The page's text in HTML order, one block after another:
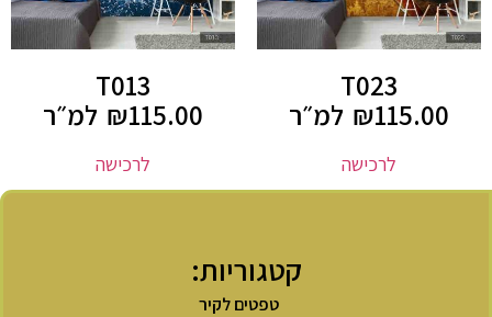
T023
₪115.00 למ״ר
לרכישה
T013
₪115.00 למ״ר
לרכישה
קטגוריות:
טפטים לקיר